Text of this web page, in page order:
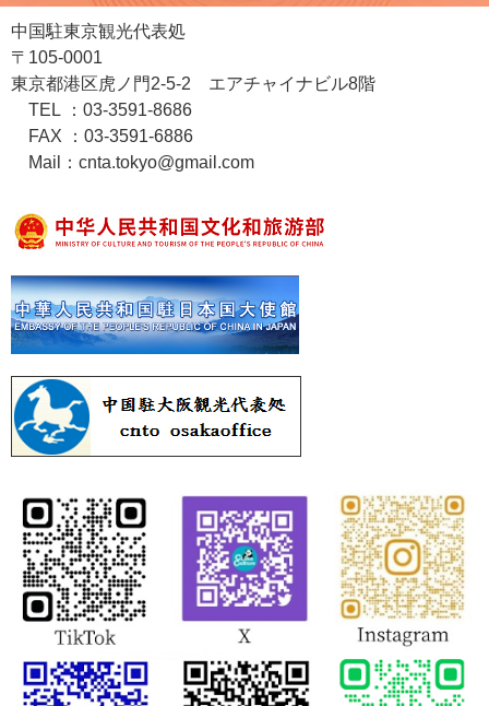
中国駐東京観光代表処
〒105-0001
東京都港区虎ノ門2-5-2 エアチャイナビル8階
TEL ：03-3591-8686
FAX ：03-3591-6886
Mail：cnta.tokyo@gmail.com